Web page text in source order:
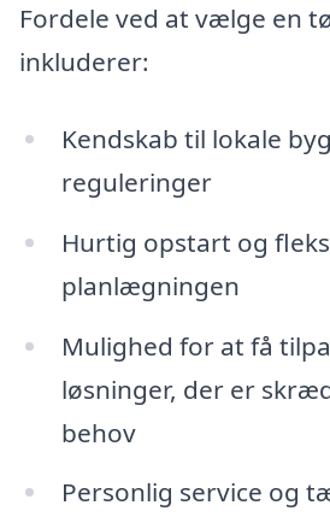
Fordele ved at vælge en
inkluderer:
Kendskab til lokale
reguleringer
Hurtig opstart og
planlægningen
Mulighed for at få
løsninger, der er
behov
Personlig service og